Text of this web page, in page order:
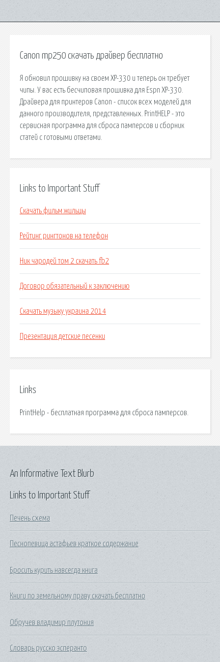
Canon mp250 скачать драйвер бесплатно
Я обновил прошивку на своем XP-330 и теперь он требует
чипы. У вас есть бесчиповая прошивка для Espn XP-330.
Драйвера для принтеров Canon - список всех моделей для
данного производителя, представленных. PrintHELP - это
сервисная программа для сброса памперсов и сборник
статей с готовыми ответами.
Links to Important Stuff
Скачать фильм жильцы
Рейтинг рингтонов на телефон
Ник чародей том 2 скачать fb2
Договор обязательный к заключению
Скачать музыку украина 2014
Презентация детские песенки
Links
PrintHelp - бесплатная программа для сброса памперсов.
Links to Important Stuff
Печень схема
Песнопевица астафьев краткое содержание
Бросить курить навсегда книга
Книги по земельному праву скачать бесплатно
Обручев владимир плутония
Словарь русско эсперанто
An Informative Text Blurb